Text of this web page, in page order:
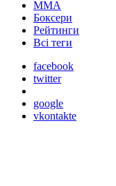
ММА
Боксери
Рейтинги
Всі теги
facebook
twitter
google
vkontakte